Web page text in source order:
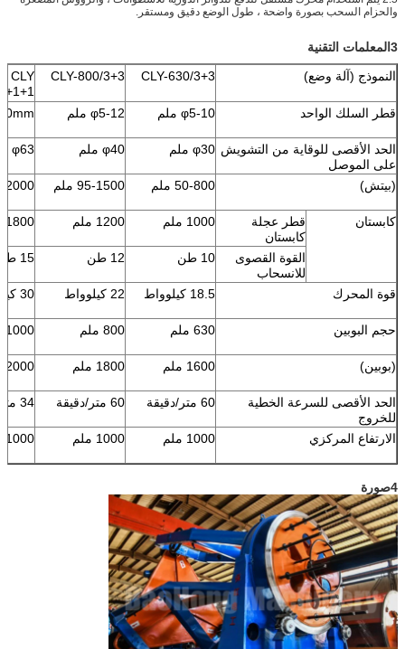
والحزام السحب بصورة واضحة ، طول الوضع دقيق ومستقر.
3المعلمات التقنية
النموذج (آلة وضع)
CLY-630/3+3
CLY-800/3+3
CLY
قطر السلك الواحد
φ5-10 ملم φ5-12 ملم
الحد الأقصى للوقاية من التشويش
على الموصل
φ30 ملم φ40 ملم φ63 ملم
(بيتش) 50-800 ملم 95-1500 ملم 200-
كابستان
قطر عجلة
كابستان
1000 ملم 1200 ملم 1800 ملم
القوة القصوى
للانسحاب
10 طن 12 طن 15 طن
قوة المحرك 18.5 كيلوواط 22 كيلوواط 30 كيلوواط
حجم البوبين 630 ملم 800 ملم 1000 ملم
(بوبين) 1600 ملم 1800 ملم 2000 ملم
الحد الأقصى للسرعة الخطية
للخروج
60 متر/دقيقة 60 متر/دقيقة 34 متر/دقيقة
الارتفاع المركزي 1000 ملم 1000 ملم 1000 ملم
4صورة